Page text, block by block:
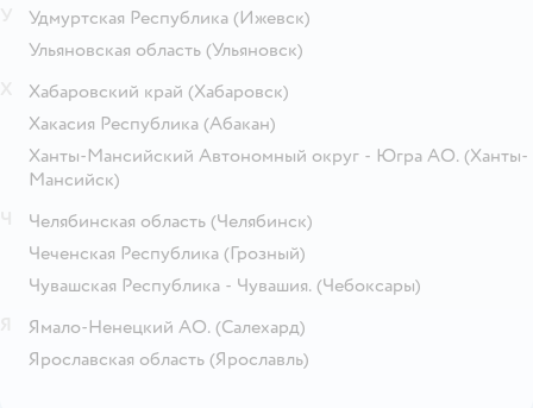
Удмуртская Республика (Ижевск)
Ульяновская область (Ульяновск)
Хабаровский край (Хабаровск)
Хакасия Республика (Абакан)
Ханты-Мансийский Автономный округ - Югра АО. (Ханты-
Мансийск)
Челябинская область (Челябинск)
Чеченская Республика (Грозный)
Чувашская Республика - Чувашия. (Чебоксары)
Ямало-Ненецкий АО. (Салехард)
Ярославская область (Ярославль)